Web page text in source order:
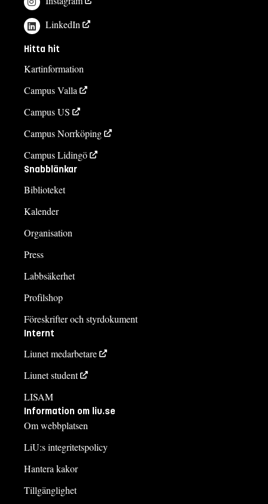
LinkedIn
Hitta hit
Kartinformation
Campus Valla
Campus US
Campus Norrköping
Campus Lidingö
Snabblänkar
Biblioteket
Kalender
Organisation
Press
Labbsäkerhet
Profilshop
Föreskrifter och styrdokument
Internt
Liunet medarbetare
Liunet student
LISAM
Information om liu.se
Om webbplatsen
LiU:s integritetspolicy
Hantera kakor
Tillgänglighet